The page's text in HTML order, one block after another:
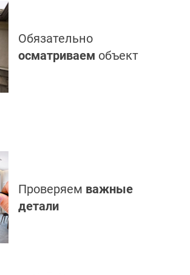
Обязательно
осматриваем объект
Проверяем важные
детали